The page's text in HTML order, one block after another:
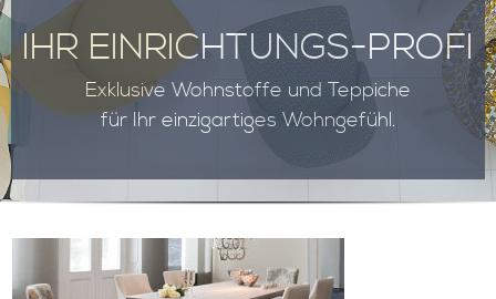
IHR EINRICHTUNGS-PROFI
Exklusive Wohnstoffe und Teppiche
für Ihr einzigartiges Wohngefühl.